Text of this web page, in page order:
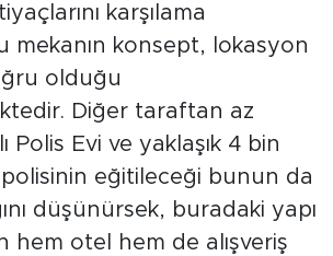
karşılama
mekanın konsept, lokasyon
olduğu
Diğer taraftan az
Polis Evi ve yaklaşık 4 bin
eğitileceği bunun da
düşünürsek, buradaki yapı
hem otel hem de alışveriş